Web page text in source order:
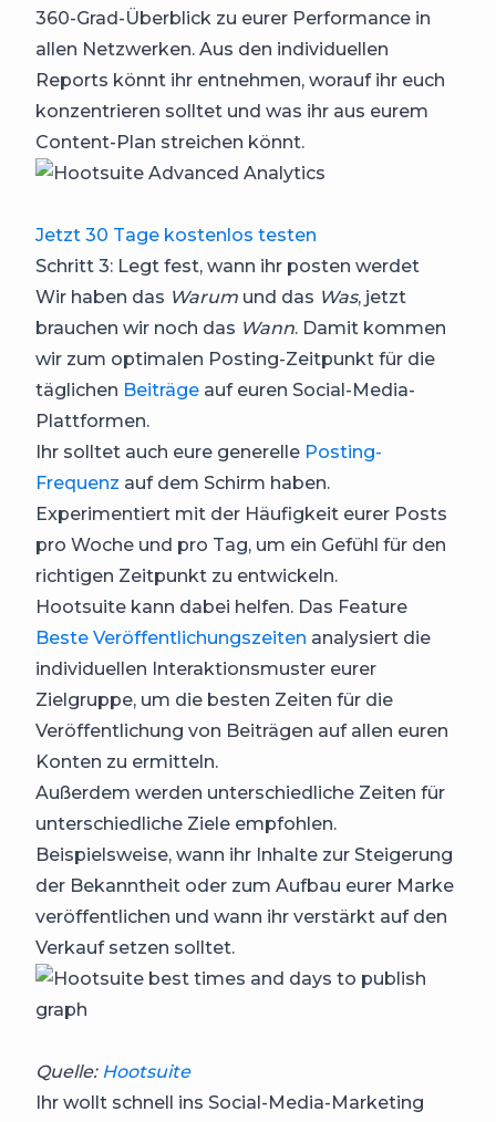
360-Grad-Überblick zu eurer Performance in
allen Netzwerken. Aus den individuellen
Reports könnt ihr entnehmen, worauf ihr euch
konzentrieren solltet und was ihr aus eurem
Content-Plan streichen könnt.
Jetzt 30 Tage kostenlos testen
Schritt 3: Legt fest, wann ihr posten werdet
Wir haben das Warum und das Was, jetzt
brauchen wir noch das Wann. Damit kommen
wir zum optimalen Posting-Zeitpunkt für die
täglichen Beiträge auf euren Social-Media-
Plattformen.
Ihr solltet auch eure generelle Posting-
Frequenz auf dem Schirm haben.
Experimentiert mit der Häufigkeit eurer Posts
pro Woche und pro Tag, um ein Gefühl für den
richtigen Zeitpunkt zu entwickeln.
Hootsuite kann dabei helfen. Das Feature
Beste Veröffentlichungszeiten analysiert die
individuellen Interaktionsmuster eurer
Zielgruppe, um die besten Zeiten für die
Veröffentlichung von Beiträgen auf allen euren
Konten zu ermitteln.
Außerdem werden unterschiedliche Zeiten für
unterschiedliche Ziele empfohlen.
Beispielsweise, wann ihr Inhalte zur Steigerung
der Bekanntheit oder zum Aufbau eurer Marke
veröffentlichen und wann ihr verstärkt auf den
Verkauf setzen solltet.
Quelle: Hootsuite
Ihr wollt schnell ins Social-Media-Marketing